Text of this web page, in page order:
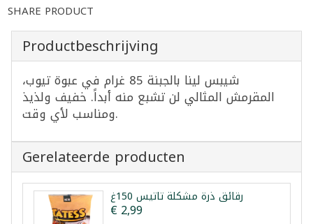
SHARE PRODUCT
Productbeschrijving
شيبس لينا بالجبنة 85 غرام في عبوة تيوب،
المقرمش المثالي لن تشبع منه أبداً. خفيف ولذيذ
ومناسب لأي وقت.
Gerelateerde producten
رقائق ذرة مشكلة تاتيس 150غ
€ 2,99